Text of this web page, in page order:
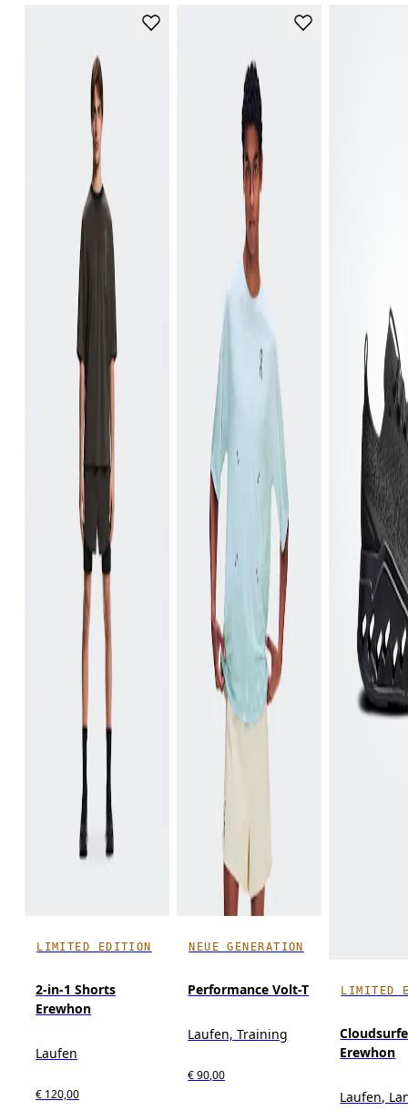
LIMITED EDITION
2-in-1 Shorts
Erewhon
Laufen
€ 120,00
NEUE GENERATION
Performance Volt-T
Laufen, Training
€ 90,00
LIMITED
Erewhon
Laufen,